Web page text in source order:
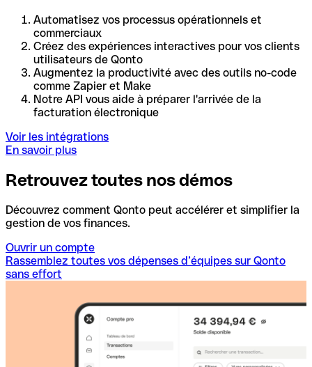
Automatisez vos processus opérationnels et
commerciaux
Créez des expériences interactives pour vos clients
utilisateurs de Qonto
Augmentez la productivité avec des outils no-code
comme Zapier et Make
Notre API vous aide à préparer l'arrivée de la
facturation électronique
Voir les intégrations
En savoir plus
Retrouvez toutes nos démos
Découvrez comment Qonto peut accélérer et simplifier la
gestion de vos finances.
Ouvrir un compte
Rassemblez toutes vos dépenses d’équipes sur Qonto
sans effort